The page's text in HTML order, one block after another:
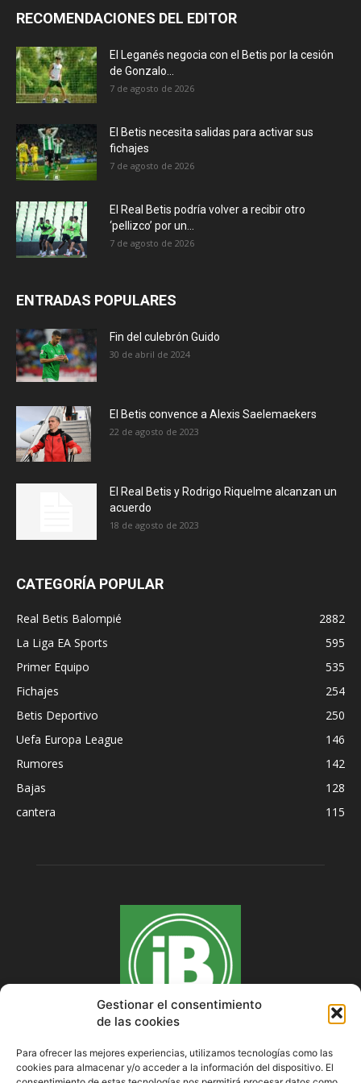
Gestionar el consentimiento
de las cookies
Para ofrecer las mejores experiencias, utilizamos tecnologías como las
cookies para almacenar y/o acceder a la información del dispositivo. El
RECOMENDACIONES DEL EDITOR
El Leganés negocia con el Betis por la cesión
de Gonzalo...
7 de agosto de 2026
El Betis necesita salidas para activar sus
fichajes
7 de agosto de 2026
El Real Betis podría volver a recibir otro
‘pellizco’ por un...
7 de agosto de 2026
ENTRADAS POPULARES
Fin del culebrón Guido
30 de abril de 2024
El Betis convence a Alexis Saelemaekers
22 de agosto de 2023
El Real Betis y Rodrigo Riquelme alcanzan un
acuerdo
18 de agosto de 2023
CATEGORÍA POPULAR
Real Betis Balompié
2882
La Liga EA Sports
595
Primer Equipo
535
Fichajes
254
Betis Deportivo
250
Uefa Europa League
146
Rumores
142
Bajas
128
cantera
115